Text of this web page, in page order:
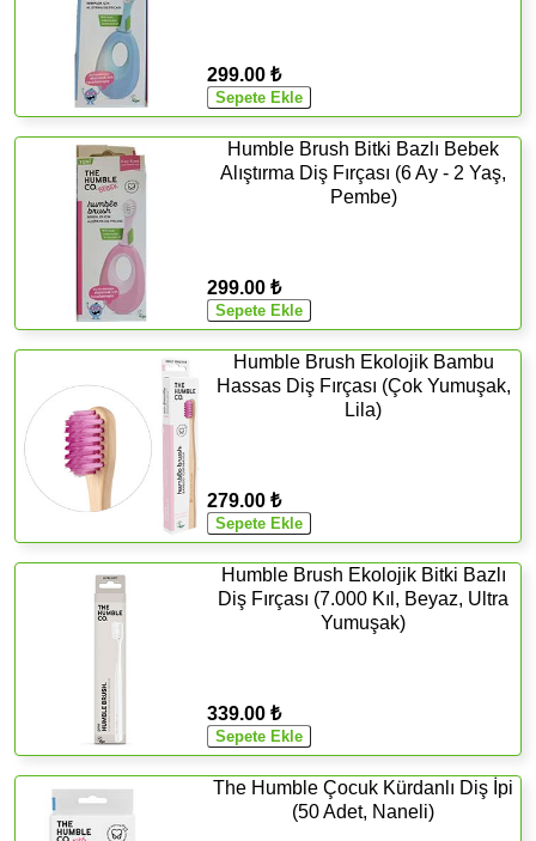
299.00 ₺
Humble Brush Bitki Bazlı Bebek
Alıştırma Diş Fırçası (6 Ay - 2 Yaş,
Pembe)
299.00 ₺
Humble Brush Ekolojik Bambu
Hassas Diş Fırçası (Çok Yumuşak,
Lila)
279.00 ₺
Humble Brush Ekolojik Bitki Bazlı
Diş Fırçası (7.000 Kıl, Beyaz, Ultra
Yumuşak)
339.00 ₺
The Humble Çocuk Kürdanlı Diş İpi
(50 Adet, Naneli)